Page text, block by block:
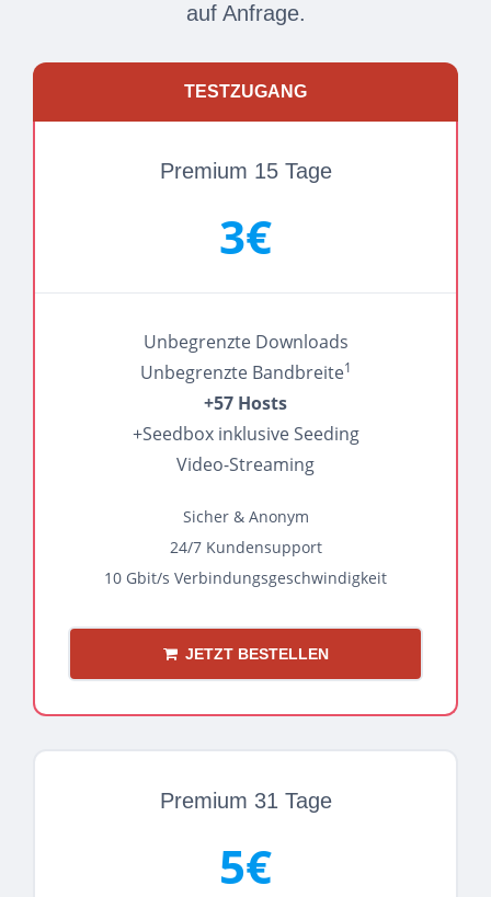
auf Anfrage.
TESTZUGANG
Premium 15 Tage
3€
Unbegrenzte Downloads
Unbegrenzte Bandbreite1
+57 Hosts
+Seedbox inklusive Seeding
Video-Streaming
Sicher & Anonym
24/7 Kundensupport
10 Gbit/s Verbindungsgeschwindigkeit
JETZT BESTELLEN
Premium 31 Tage
5€